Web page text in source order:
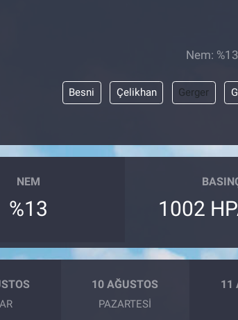
Nem:
Besni Çelikhan Gerger
NEM
%13 1002
10 AĞUSTOS
PAZARTESI
11